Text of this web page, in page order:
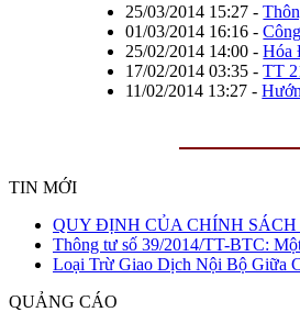
25/03/2014 15:27 -
01/03/2014 16:16 -
25/02/2014 14:00 -Hóa
17/02/2014 03:35 -TT
11/02/2014 13:27 -
TIN MỚI
QUY ĐỊNH CỦA CHÍNH
Thông tư số 39/2014/TT-BTC:
Loại Trừ Giao Dịch Nội Bộ Giữa
QUẢNG CÁO
CHÍNH SÁCH THUẾ
VỀ CHI PHÍ LÃI VAY